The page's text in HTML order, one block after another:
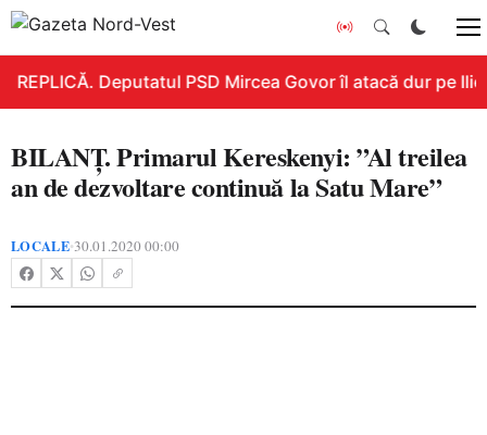
REPLICĂ. Deputatul PSD Mircea Govor îl atacă dur pe
BILANȚ. Primarul Kereskenyi: ”Al treilea
an de dezvoltare continuă la Satu Mare”
LOCALE•30.01.2020 00:00